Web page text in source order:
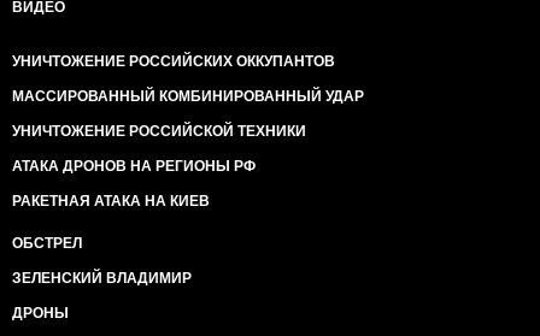
ВИДЕО
УНИЧТОЖЕНИЕ РОССИЙСКИХ ОККУПАНТОВ
МАССИРОВАННЫЙ КОМБИНИРОВАННЫЙ УДАР
УНИЧТОЖЕНИЕ РОССИЙСКОЙ ТЕХНИКИ
АТАКА ДРОНОВ НА РЕГИОНЫ РФ
РАКЕТНАЯ АТАКА НА КИЕВ
ОБСТРЕЛ
ЗЕЛЕНСКИЙ ВЛАДИМИР
ДРОНЫ